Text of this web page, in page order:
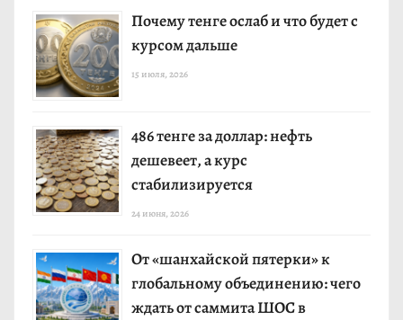
Почему тенге ослаб и что будет с
курсом дальше
15 июля, 2026
486 тенге за доллар: нефть
дешевеет, а курс
стабилизируется
24 июня, 2026
От «шанхайской пятерки» к
глобальному объединению: чего
ждать от саммита ШОС в